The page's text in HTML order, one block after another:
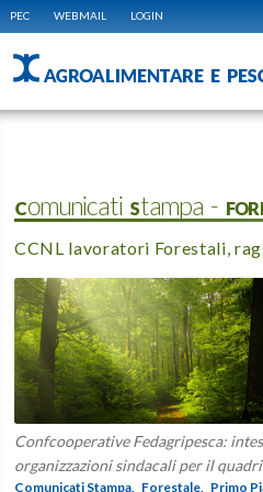
PEC WEBMAIL LOGIN
AGROALIMENTARE E
Comunicati Stampa -
CCNL lavoratori Forestali,
Confcooperative Fedagripesca:
organizzazioni sindacali per il
Comunicati Stampa, Forestale, Primo